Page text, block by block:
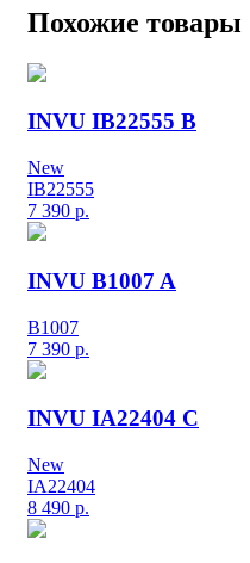
Похожие товары
INVU IB22555 B
New
IB22555
7 390 р.
INVU B1007 A
B1007
7 390 р.
INVU IA22404 C
New
IA22404
8 490 р.